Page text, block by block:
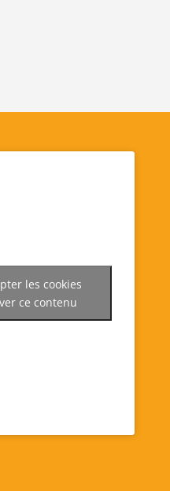
les cookies
ce contenu